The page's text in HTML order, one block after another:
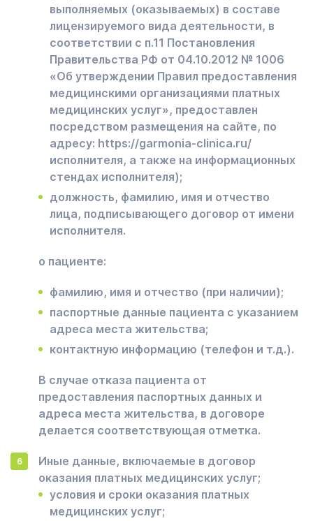
выполняемых (оказываемых) в составе
лицензируемого вида деятельности, в
соответствии с п.11 Постановления
Правительства РФ от 04.10.2012 № 1006
«Об утверждении Правил предоставления
медицинскими организациями платных
медицинских услуг», предоставлен
посредством размещения на сайте, по
адресу: https://garmonia-clinica.ru/
исполнителя, а также на информационных
стендах исполнителя);
должность, фамилию, имя и отчество
лица, подписывающего договор от имени
исполнителя.
о пациенте:
фамилию, имя и отчество (при наличии);
паспортные данные пациента с указанием
адреса места жительства;
контактную информацию (телефон и т.д.).
В случае отказа пациента от
предоставления паспортных данных и
адреса места жительства, в договоре
делается соответствующая отметка.
Иные данные, включаемые в договор
оказания платных медицинских услуг;
условия и сроки оказания платных
медицинских услуг;